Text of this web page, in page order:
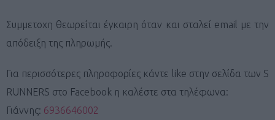
Συμμετοχη θεωρείται έγκαιρη όταν και σταλεί email με την
απόδειξη της πληρωμής.
Για περισσότερες πληροφορίες κάντε like στην σελίδα των S
RUNNERS στο Facebook η καλέστε στα τηλέφωνα:
Γιάννης: 6936646002